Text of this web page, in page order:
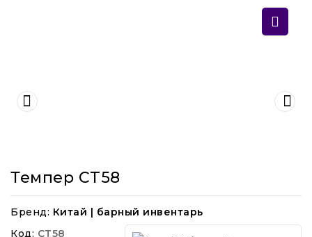
Темпер CT58
Бренд: Китай | барный инвентарь
Код: CT58